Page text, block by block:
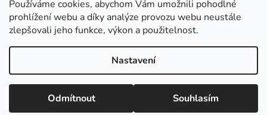
Používáme cookies, abychom Vám umožnili pohodlné
prohlížení webu a díky analýze provozu webu neustále
zlepšovali jeho funkce, výkon a použitelnost.
Nastavení
Odmítnout Souhlasím
PŘIHLÁSIT SE
Vytvořil Shoptet
Copyright 2026ŠpalekSki
. Všechna práva vyhrazena.